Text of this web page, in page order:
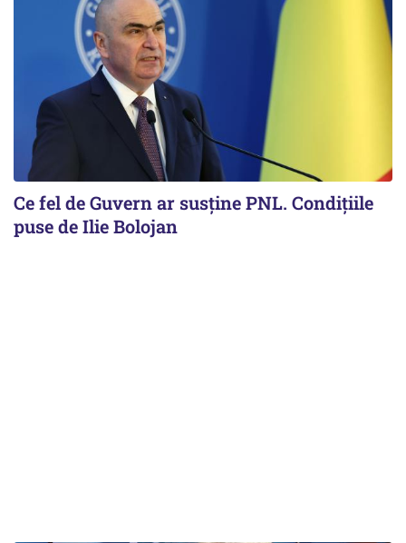
Ce fel de Guvern ar susține PNL. Condițiile
puse de Ilie Bolojan